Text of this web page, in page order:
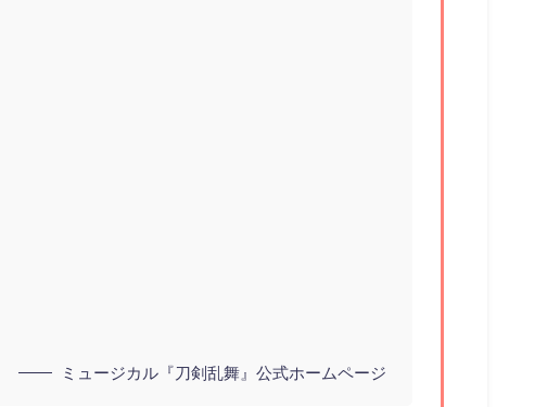
ミュージカル『刀剣乱舞』公式ホームページ